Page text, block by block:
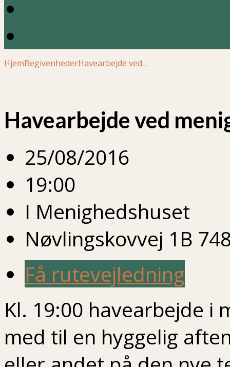
HjemBegivenhederHavearbejde ved…
Havearbejde ved
25/08/2016
19:00
I Menighedshuset
Nøvlingskovvej 1B
Få rutevejledning
Kl. 19:00 havearbejde i
med til en hyggelig